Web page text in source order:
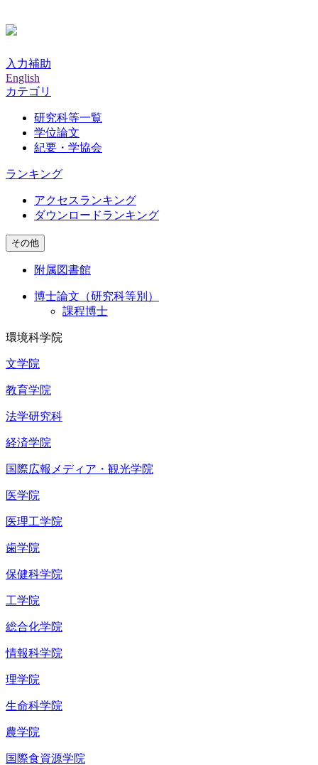
入力補助
English
カテゴリ
研究科等一覧
学位論文
紀要・学協会
ランキング
アクセスランキング
ダウンロードランキング
その他
附属図書館
博士論文（研究科等別）
課程博士
環境科学院
文学院
教育学院
法学研究科
経済学院
国際広報メディア・観光学院
医学院
医理工学院
歯学院
保健科学院
工学院
総合化学院
情報科学院
理学院
生命科学院
農学院
国際食資源学院